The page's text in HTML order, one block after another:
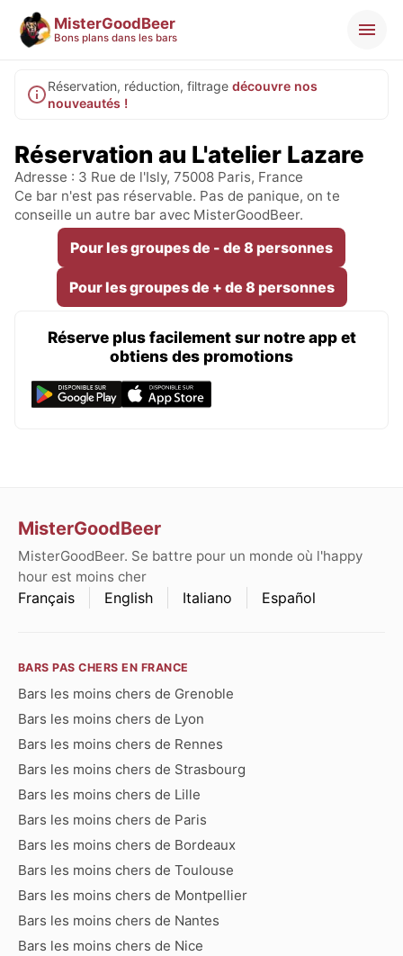
MisterGoodBeer
Bons plans dans les bars
Réservation, réduction, filtrage découvre nos
nouveautés !
Réservation au L'atelier Lazare
Adresse : 3 Rue de l'Isly, 75008 Paris, France
Ce bar n'est pas réservable. Pas de panique, on te
conseille un autre bar avec MisterGoodBeer.
Pour les groupes de - de 8 personnes
Pour les groupes de + de 8 personnes
Réserve plus facilement sur notre app et
obtiens des promotions
MisterGoodBeer
MisterGoodBeer. Se battre pour un monde où l'happy
hour est moins cher
Français English Italiano Español
BARS PAS CHERS EN FRANCE
Bars les moins chers de Grenoble
Bars les moins chers de Lyon
Bars les moins chers de Rennes
Bars les moins chers de Strasbourg
Bars les moins chers de Lille
Bars les moins chers de Paris
Bars les moins chers de Bordeaux
Bars les moins chers de Toulouse
Bars les moins chers de Montpellier
Bars les moins chers de Nantes
Bars les moins chers de Nice